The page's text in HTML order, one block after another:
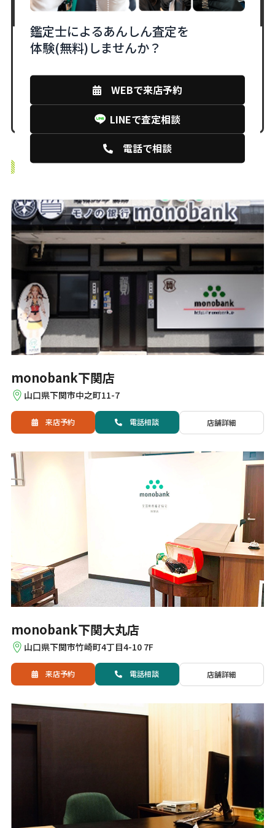
相談だけでもOK！しつこい勧誘は一切なし！
monobankの店舗紹介
monobank下関店
山口県下関市中之町11-7
来店予約 電話相談 店舗詳細
monobank下関大丸店
山口県下関市竹崎町4丁目4-10 7F
来店予約 電話相談 店舗詳細
鑑定士によるあんしん査定を
体験(無料)しませんか？
WEBで来店予約
LINEで査定相談
電話で相談